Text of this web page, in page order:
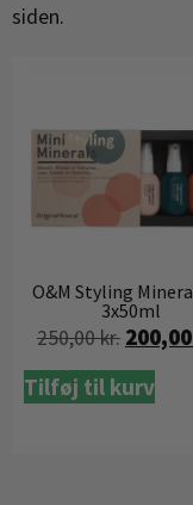
siden.
O&M Styling
3x50ml
250,00kr. 200,00
Tilføj til kurv